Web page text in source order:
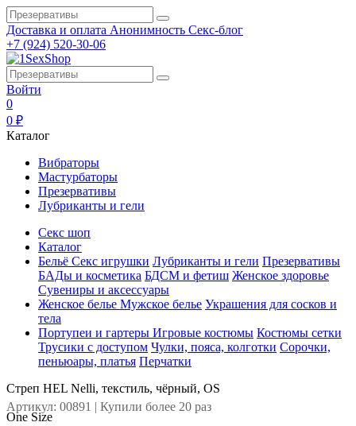
Доставка и оплата Анонимность Секс-блог
+7 (924) 520-30-06
Войти
0
0 ₽
Каталог
Вибраторы
Мастурбаторы
Презервативы
Лубриканты и гели
Секс шоп
Каталог
Бельё Секс игрушки Лубриканты и гели Презервативы
БАДы и косметика БДСМ и фетиш Женское здоровье
Сувениры и аксессуары
Женское белье Мужское белье Украшения для сосков и
тела
Портупеи и гартеры Игровые костюмы Костюмы сетки
Трусики с доступом Чулки, пояса, колготки Сорочки,
пеньюары, платья Перчатки
Стреп HEL Nelli, текстиль, чёрный, OS
Артикул: 00891 | Купили более 20 раз
One Size